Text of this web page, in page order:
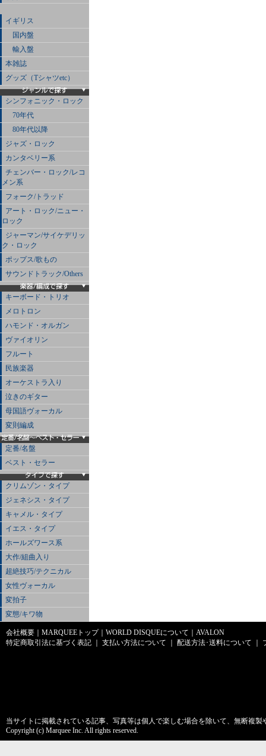
イギリス
国内盤
輸入盤
本雑誌
グッズ（Tシャツetc）
シンフォニック・ロック
70年代
80年代以降
ジャズ・ロック
カンタベリー系
チェンバー・ロック/レコ
メン系
フォーク/トラッド
アート・ロック/ニュー・
ロック
ジャーマン/サイケデリッ
ク・ロック
ポップス/歌もの
サウンドトラック/Others
キーボード・トリオ
メロトロン
ハモンド・オルガン
ヴァイオリン
フルート
民族楽器
オーケストラ入り
泣きのギター
母国語ヴォーカル
変則編成
定番/名盤
ベスト・セラー
クリムゾン・タイプ
ジェネシス・タイプ
キャメル・タイプ
イエス・タイプ
ホールズワース系
大作/組曲入り
超絶技巧/テクニカル
女性ヴォーカル
変拍子
変態/キワ物
会社概要 MARQUEEトップ｜ WORLD DISQUEについて
AVALON
特定商取引法に基づく表記
支払い方法について 配送方法･送料について
当サイトに掲載されている記事、写真等は個人で楽しむ場合を除いて、無断複
Copyright (c) Marquee Inc. All rights reserved.